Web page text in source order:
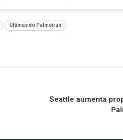
Últimas do Palmeiras
Seattle aumenta